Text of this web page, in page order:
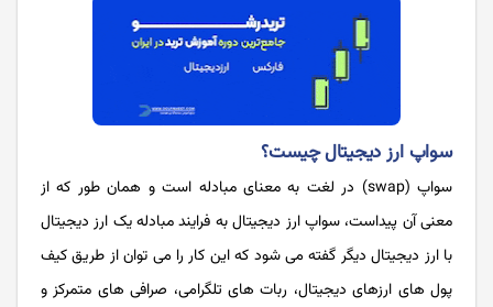
سواپ ارز دیجیتال چیست؟
سواپ (swap) در لغت به معنای مبادله است و همان طور که از
معنی آن پیداست، سواپ ارز دیجیتال به فرایند مبادله یک ارز دیجیتال
با ارز دیجیتال دیگر گفته می شود که این کار را می توان از طریق کیف
پول های ارزهای دیجیتال، ربات های تلگرامی، صرافی های متمرکز و